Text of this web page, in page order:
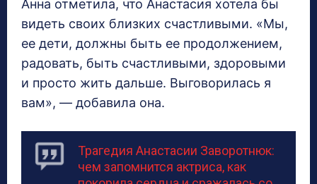
Анна отметила, что Анастасия хотела бы
видеть своих близких счастливыми. «Мы,
ее дети, должны быть ее продолжением,
радовать, быть счастливыми, здоровыми
и просто жить дальше. Выговорилась я
вам», — добавила она.
Трагедия Анастасии Заворотнюк:
чем запомнится актриса, как